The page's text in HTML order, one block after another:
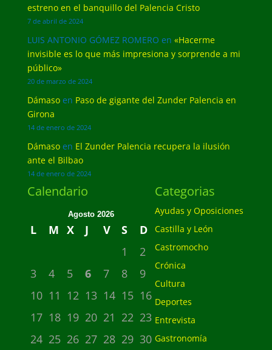
estreno en el banquillo del Palencia Cristo
7 de abril de 2024
LUIS ANTONIO GÓMEZ ROMERO en «Hacerme
invisible es lo que más impresiona y sorprende a mi
público»
20 de marzo de 2024
Dámasoen Paso de gigante del Zunder Palencia en
Girona
14 de enero de 2024
Dámasoen El Zunder Palencia recupera la ilusión
ante el Bilbao
14 de enero de 2024
Calendario
Agosto 2026
L M X J V S
D
1
2
3
4 5 6 7 8
9
10 11 12 13 14 15 16
17 18 19 20 21 22 23
24 25 26 27 28 29 30
Categorias
Ayudas y Oposiciones
Castilla y León
Castromocho
Crónica
Cultura
Deportes
Entrevista
Gastronomía